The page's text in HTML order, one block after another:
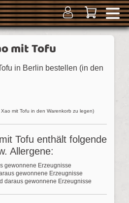
mit Tofu
in Berlin bestellen (in den
mit Tofu in den Warenkorb zu legen)
Tofu enthält folgende
Allergene:
gewonnene Erzeugnisse
gewonnene Erzeugnisse
daraus gewonnene Erzeugnisse